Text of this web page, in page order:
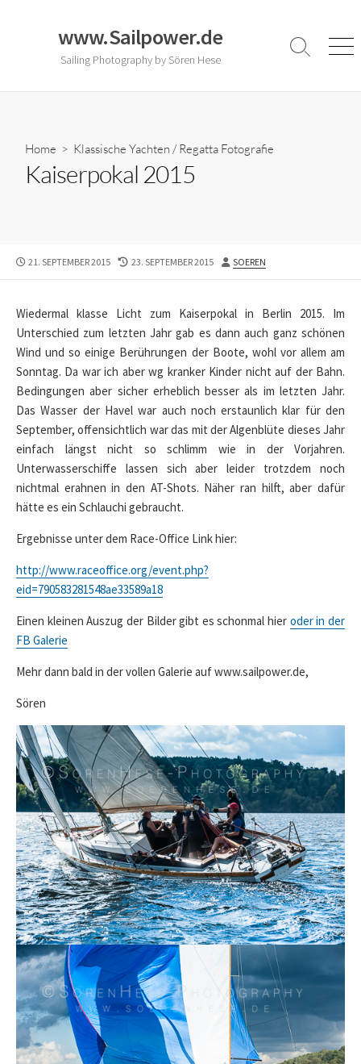
www.Sailpower.de
Sailing Photography by Sören Hese
Search
Home > Klassische Yachten /Regatta Fotografie
Kaiserpokal 2015
PUBLISHED
21. SEPTEMBER 2015
LAST
23. SEPTEMBER 2015 AUTHOR
SOEREN
Wiedermal klasse Licht zum Kaiserpokal in Berlin 2015. Im
Unterschied zum letzten Jahr gab es dann auch ganz schönen
Wind und so einige Berührungen der Boote, wohl vor allem am
Sonntag. Da war ich aber wg kranker Kinder nicht auf der Bahn.
Bedingungen aber sicher erheblich besser als im letzten Jahr.
Das Wasser der Havel war auch noch erstaunlich klar für den
September, offensichtlich war das mit der Algenblüte dieses Jahr
einfach längst nicht so schlimm wie in der Vorjahren.
Unterwasserschiffe lassen sich aber leider trotzdem noch
nichtmal erahnen in den AT-Shots. Näher ran hilft, aber dafür
hätte es ein Schlauchi gebraucht.
Ergebnisse unter dem Race-Office Link hier:
http://www.raceoffice.org/event.php?
eid=790583281548ae33589a18
Einen kleinen Auszug der Bilder gibt es schonmal hier oder in der
FB Galerie
Mehr dann bald in der vollen Galerie auf www.sailpower.de,
Sören